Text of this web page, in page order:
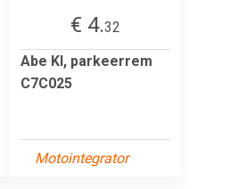
€ 4.32
Abe Kl, parkeerrem
C7C025
Motointegrator